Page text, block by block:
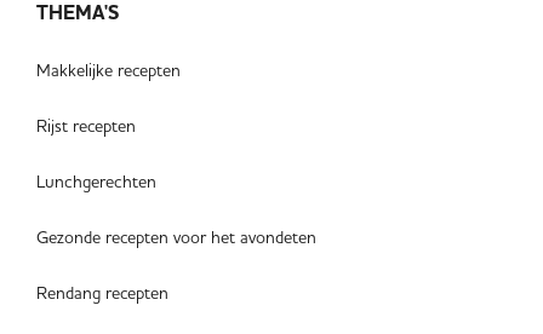
THEMA'S
Makkelijke recepten
Rijst recepten
Lunchgerechten
Gezonde recepten voor het avondeten
Rendang recepten